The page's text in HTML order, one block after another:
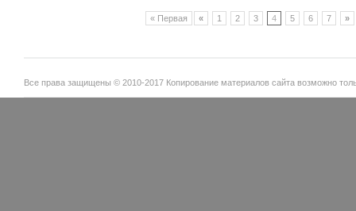
« Первая « 1 2 3 4 5 6 7 »
Все права защищены © 2010-2017 Копирование материалов сайта возможно